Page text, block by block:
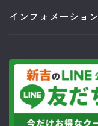
インフォメーション